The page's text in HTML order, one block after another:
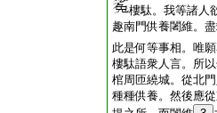
樓駄。我等諸人
趣南門供養闍維。
此是何等事相。唯
樓駄語衆人言。所
棺周匝繞城。從北
種種供養。然後應